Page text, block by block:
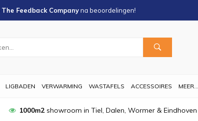
The Feedback Companyna beoordelingen!
LIGBADEN VERWARMING WASTAFELS ACCESSOIRES
1000m2showroom in Tiel, Dalen, Wormer & Eindhoven